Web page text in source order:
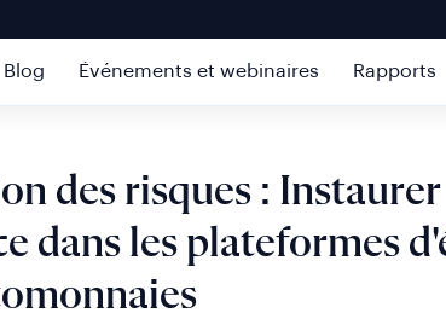
Blog Événements et webinaires Rapports
des risques :
dans les plateformes